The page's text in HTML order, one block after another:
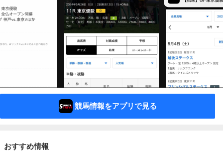
競馬情報をアプリで見る
おすすめ情報